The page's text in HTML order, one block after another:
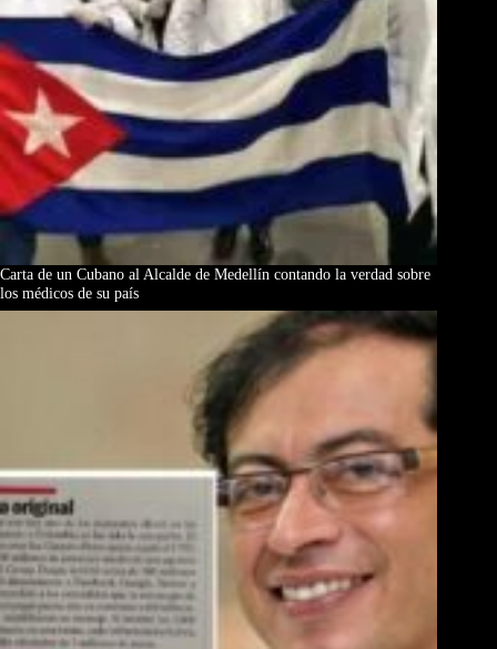
Carta de un Cubano al Alcalde de Medellín contando la verdad sobre
los médicos de su país